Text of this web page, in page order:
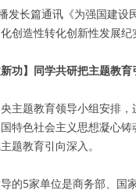
发长篇通讯《为强国建
创造性转化创新性发展纪
功】同学共研把主题教育
主题教育领导小组安排
特色社会主义思想凝心
题教育引向深入。
的5家单位是商务部、国